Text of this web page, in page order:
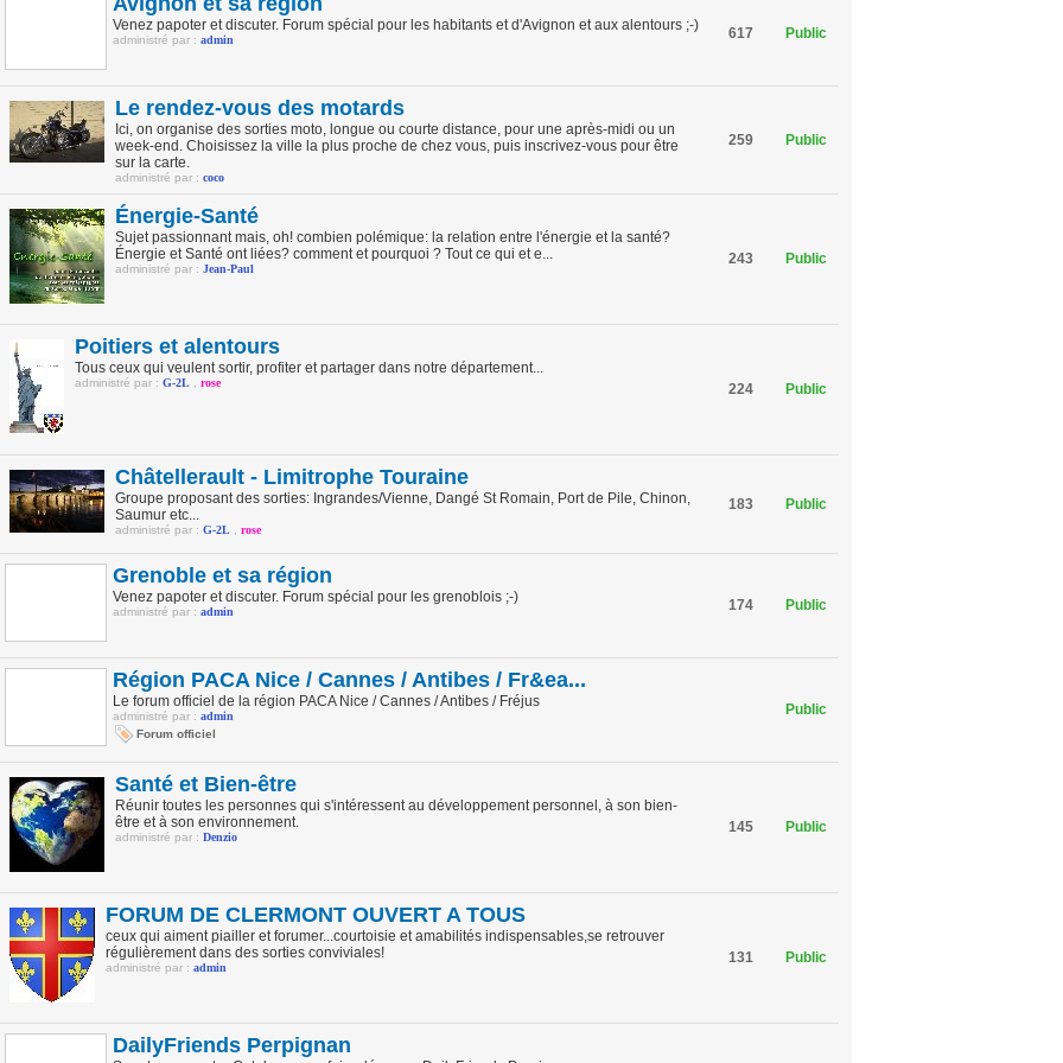
Venez papoter et discuter. Forum spécial pour les habitants et d'Avignon et aux alentours ;-)
administré par : admin 617 Public
Le rendez-vous des motards
Ici, on organise des sorties moto, longue ou courte distance, pour une après-midi ou un
week-end. Choisissez la ville la plus proche de chez vous, puis inscrivez-vous pour être
sur la carte.
administré par : coco
259 Public
Énergie-Santé
Sujet passionnant mais, oh! combien polémique: la relation entre l'énergie et la santé?
Énergie et Santé ont liées? comment et pourquoi ? Tout ce qui et e...
administré par : Jean-Paul
243 Public
Poitiers et alentours
Tous ceux qui veulent sortir, profiter et partager dans notre département...
administré par : G-2L, rose 224 Public
Châtellerault - Limitrophe Touraine
Groupe proposant des sorties: Ingrandes/Vienne, Dangé St Romain, Port de Pile, Chinon,
Saumur etc...
administré par : G-2L, rose
183 Public
Grenoble et sa région
Venez papoter et discuter. Forum spécial pour les grenoblois ;-)
administré par : admin 174 Public
Région PACA Nice / Cannes / Antibes / Fr&ea...
Le forum officiel de la région PACA Nice / Cannes / Antibes / Fréjus
administré par : admin
Forum officiel
Public
Santé et Bien-être
Réunir toutes les personnes qui s'intéressent au développement personnel, à son bien-
être et à son environnement.
administré par : Denzio
145 Public
FORUM DE CLERMONT OUVERT A TOUS
ceux qui aiment piailler et forumer...courtoisie et amabilités indispensables,se retrouver
régulièrement dans des sorties conviviales!
administré par : admin
131 Public
DailyFriends Perpignan